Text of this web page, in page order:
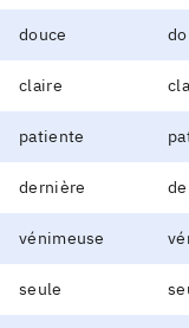
douce
claire
patiente
dernière
vénimeuse
seule